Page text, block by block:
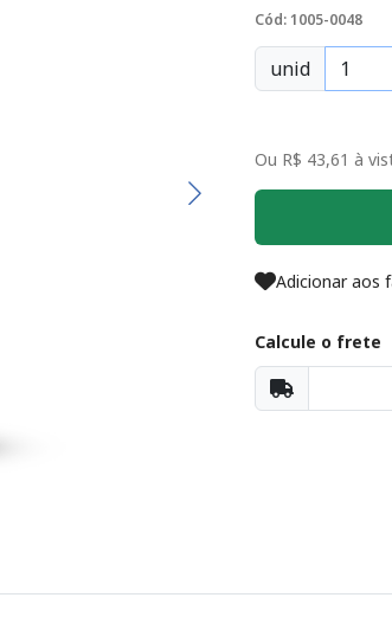
Cód: 1005-0048
unid
Ou R$ 43,61 à
Adicionar aos
Calcule o frete